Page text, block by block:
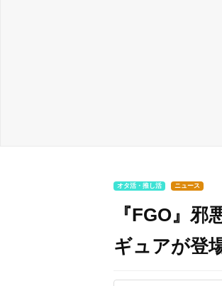
オタ活・推し活 ニュース
『FGO』
ギュアが登